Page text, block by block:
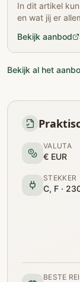
In dit artikel
en wat jij er
Bekijk aanbod
Bekijk al het
VALUTA
€ EUR
STEKKER
C, F ·
BESTE